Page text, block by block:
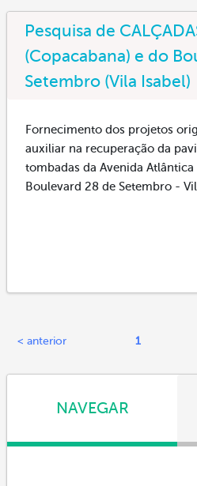
Pesquisa de
(Copacabana) e do
Setembro (Vila Isabel)
Fornecimento dos projetos
auxiliar na recuperação da
tombadas da Avenida
Boulevard 28 de Setembro -
< anterior 1
NAVEGAR